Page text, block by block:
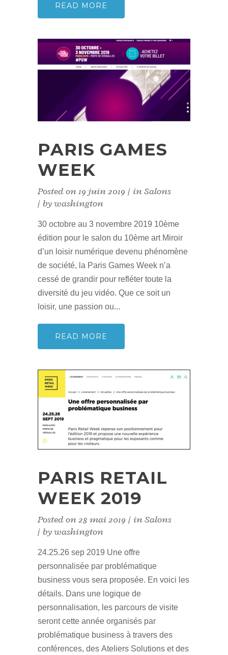
READ MORE
PARIS GAMES
WEEK
Posted on19 juin 2019 inSalons
bywashington
30 octobre au 3 novembre 2019 10ème
édition pour le salon du 10ème art Miroir
d’un loisir numérique devenu phénomène
de société, la Paris Games Week n’a
cessé de grandir pour refléter toute la
diversité du jeu vidéo. Que ce soit un
loisir, une passion ou...
READ MORE
PARIS RETAIL
WEEK 2019
Posted on28 mai 2019 inSalons
bywashington
24.25.26 sep 2019 Une offre
personnalisée par problématique
business vous sera proposée. En voici les
détails. Dans une logique de
personnalisation, les parcours de visite
seront cette année organisés par
problématique business à travers des
conférences, des Ateliers Solutions et des